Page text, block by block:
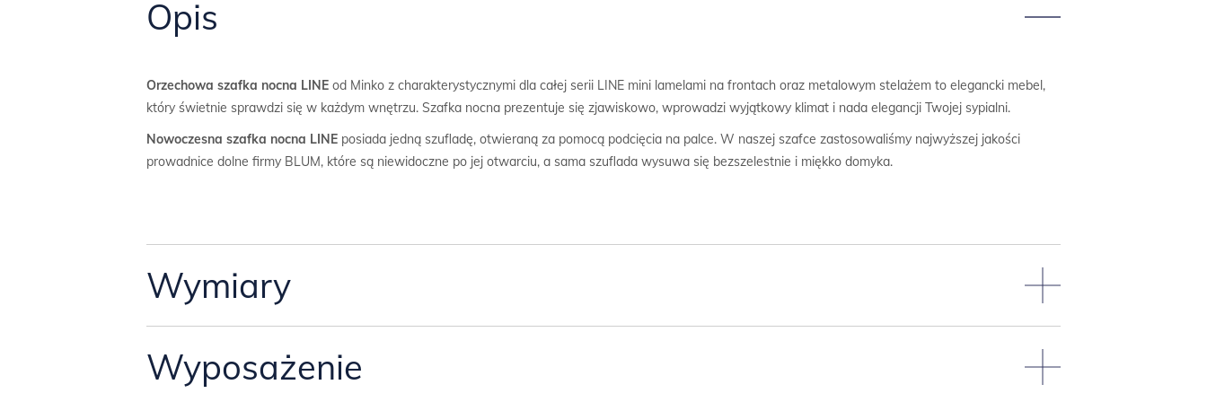
Opis
Orzechowa szafka nocna LINE od Minko z charakterystycznymi dla całej serii LINE mini lamelami na frontach oraz metalowym stelażem to elegancki mebel,
który świetnie sprawdzi się w każdym wnętrzu. Szafka nocna prezentuje się zjawiskowo, wprowadzi wyjątkowy klimat i nada elegancji Twojej sypialni.
Nowoczesna szafka nocna LINE posiada jedną szufladę, otwieraną za pomocą podcięcia na palce. W naszej szafce zastosowaliśmy najwyższej jakości
prowadnice dolne firmy BLUM, które są niewidoczne po jej otwarciu, a sama szuflada wysuwa się bezszelestnie i miękko domyka.
Wymiary
Wymiary szafki:
-szerokość 50,4 cm,
Wyposażenie